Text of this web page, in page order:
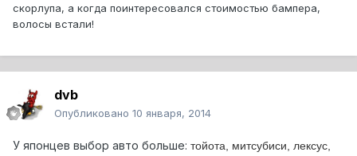
скорлупа, а когда поинтересовался стоимостью бампера,
волосы встали!
dvb
Опубликовано 10 января, 2014
У японцев выбор авто больше: тойота, митсубиси, лексус,